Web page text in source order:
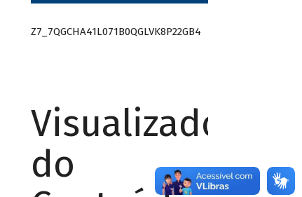
Z7_7QGCHA41L071B0QGLVK8P22GB4
Visualizador
do